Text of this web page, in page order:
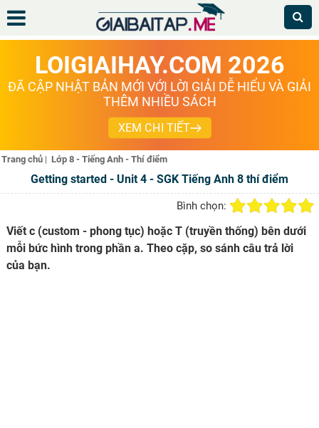
LOIGIAIHAY.COM 2026
ĐÃ CẬP NHẬT BẢN MỚI VỚI LỜI GIẢI DỄ HIỂU VÀ GIẢI
THÊM NHIỀU SÁCH
XEM CHI TIẾT
Trang chủ | Lớp 8 - Tiếng Anh - Thí điểm
Getting started - Unit 4 - SGK Tiếng Anh 8 thí điểm
Bình chọn:
Viết c (custom - phong tục) hoặc T (truyền thống) bên dưới
mỗi bức hình trong phần a. Theo cặp, so sánh câu trả lời
của bạn.